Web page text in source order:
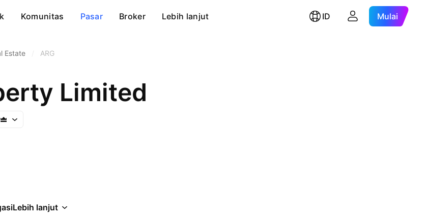
Komunitas Pasar Broker Lebih lanjut ID Mulai
Estate ARG
Limited
Lebih lanjut